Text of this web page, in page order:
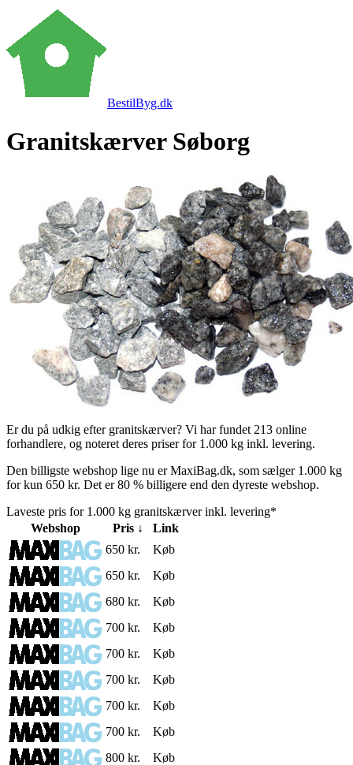
BestilByg.dk
Granitskærver Søborg
Er du på udkig efter granitskærver? Vi har fundet 213 online
forhandlere, og noteret deres priser for 1.000 kg inkl. levering.
Den billigste webshop lige nu er MaxiBag.dk, som sælger 1.000 kg
for kun 650 kr. Det er 80 % billigere end den dyreste webshop.
Laveste pris for 1.000 kg granitskærver inkl. levering*
Webshop
Pris ↓
Link
650 kr.
Køb
650 kr.
Køb
680 kr.
Køb
700 kr.
Køb
700 kr.
Køb
700 kr.
Køb
700 kr.
Køb
700 kr.
Køb
800 kr.
Køb